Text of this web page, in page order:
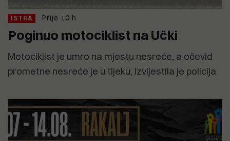
ISTRA Prije 10 h
Poginuo motociklist na Učki
Motociklist je umro na mjestu nesreće, a očevid
prometne nesreće je u tijeku, izvijestila je policija